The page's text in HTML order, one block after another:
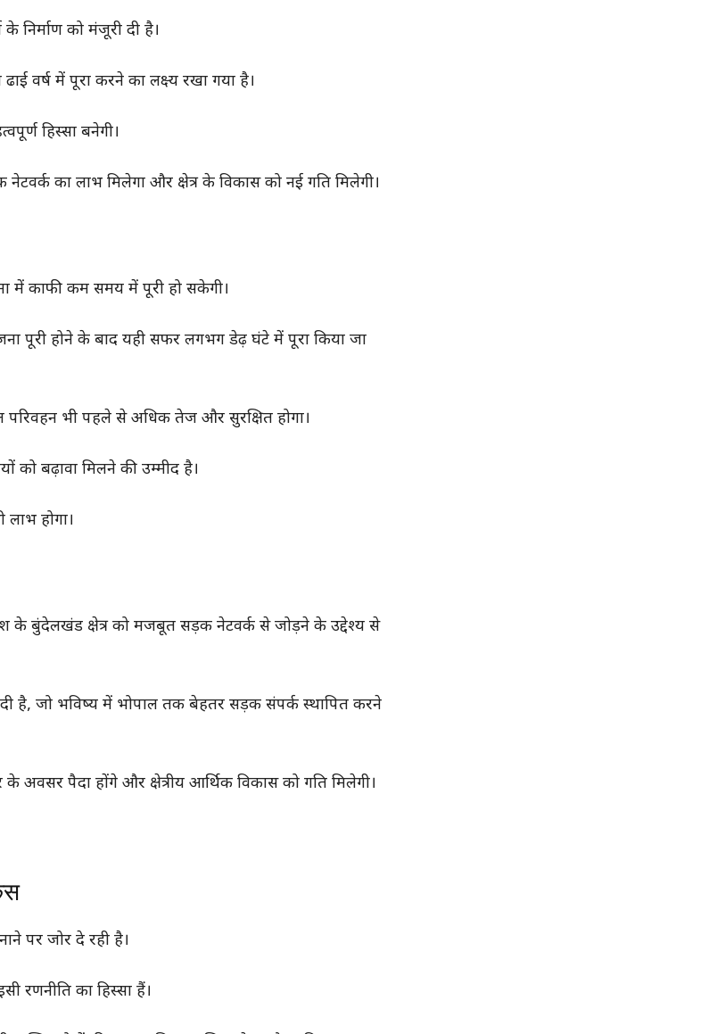
निर्माण को मंजूरी दी है।
वर्ष में पूरा करने का लक्ष्य रखा गया है।
हिस्सा बनेगी।
का लाभ मिलेगा और क्षेत्र के विकास को नई गति मिलेगी।
में काफी कम समय में पूरी हो सकेगी।
पूरी होने के बाद यही सफर लगभग डेढ़ घंटे में पूरा किया जा
परिवहन भी पहले से अधिक तेज और सुरक्षित होगा।
को बढ़ावा मिलने की उम्मीद है।
होगा।
के बुंदेलखंड क्षेत्र को मजबूत सड़क नेटवर्क से जोड़ने के उद्देश्य से
है, जो भविष्य में भोपाल तक बेहतर सड़क संपर्क स्थापित करने
अवसर पैदा होंगे और क्षेत्रीय आर्थिक विकास को गति मिलेगी।
पर जोर दे रही है।
रणनीति का हिस्सा हैं।